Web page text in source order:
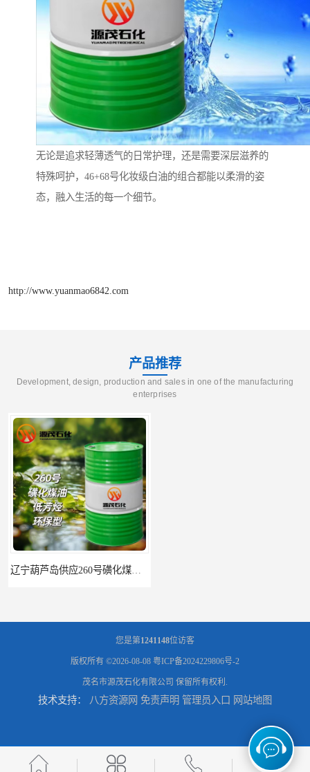
无论是追求轻薄透气的日常护理，还是需要深层滋养的
特殊呵护，46+68号化妆级白油的组合都能以柔滑的姿
态，融入生活的每一个细节。
http://www.yuanmao6842.com
产品推荐
Development, design, production and sales in one of the manufacturing
enterprises
您是第1241148位访客
版权所有 ©2026-08-08 粤ICP备2024229806号-2
茂名市源茂石化有限公司 保留所有权利.
技术支持： 八方资源网 免责声明 管理员入口 网站地图